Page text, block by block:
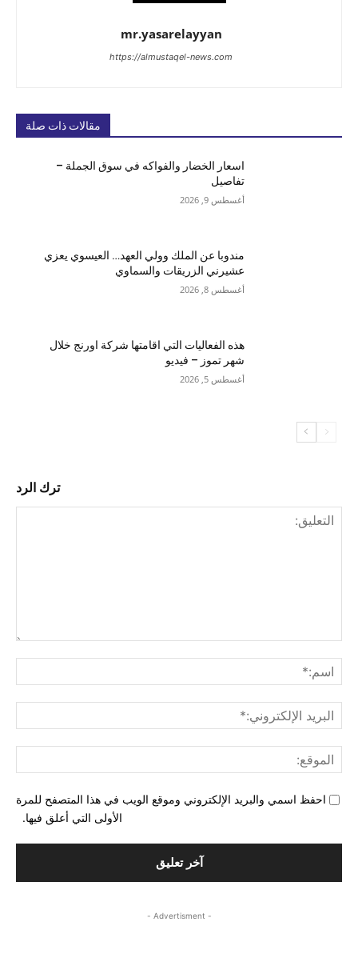
mr.yasarelayyan
https://almustaqel-news.com
مقالات ذات صلة
اسعار الخضار والفواكه في سوق الجملة –
تفاصيل
أغسطس 9, 2026
مندوبا عن الملك وولي العهد… العيسوي يعزي
عشيرني الزريقات والسماوي
أغسطس 8, 2026
هذه الفعاليات التي اقامتها شركة اورنج خلال
شهر تموز – فيديو
أغسطس 5, 2026
ترك الرد
احفظ اسمي والبريد الإلكتروني وموقع الويب في هذا المتصفح للمرة
الأولى التي أعلق فيها.
- Advertisment -